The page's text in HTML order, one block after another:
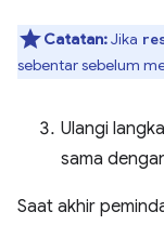
Catatan:Jika
sebentar sebelum
Ulangi
sama
Saat akhir